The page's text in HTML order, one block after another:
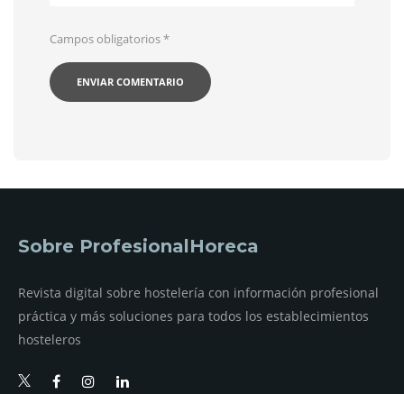
Campos obligatorios*
Sobre ProfesionalHoreca
Revista digital sobre hostelería con información profesional
práctica y más soluciones para todos los establecimientos
hosteleros